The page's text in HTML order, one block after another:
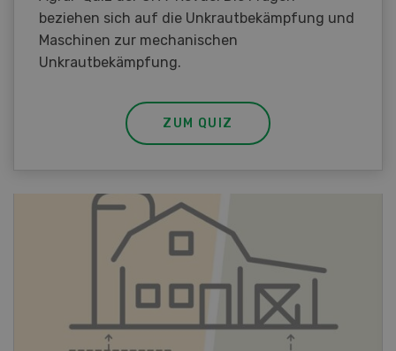
beziehen sich auf die Unkrautbekämpfung und
Maschinen zur mechanischen
Unkrautbekämpfung.
ZUM QUIZ